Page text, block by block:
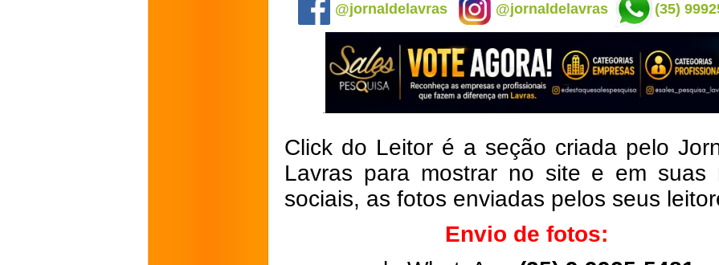
@jornaldelavras @jornaldelavras (35)
Click do Leitor é a seção criada pelo
Lavras para mostrar no site e em suas
sociais, as fotos enviadas pelos seus
Envio de fotos: